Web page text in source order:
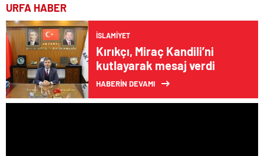
URFA HABER
İSLAMIYET
Kırıkçı, Miraç Kandili’ni
kutlayarak mesaj verdi
HABERİN DEVAMI